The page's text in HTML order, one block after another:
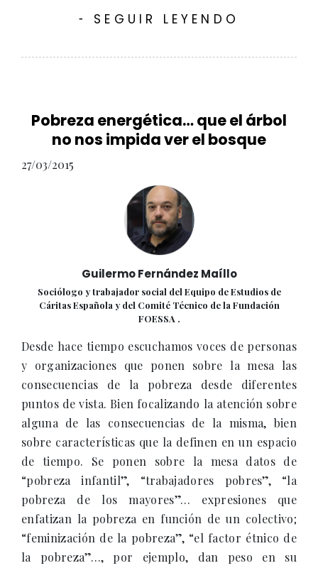
- SEGUIR LEYENDO
Pobreza energética… que el árbol
no nos impida ver el bosque
27/03/2015
Guilermo Fernández Maíllo
Sociólogo y trabajador social del Equipo de Estudios de
Cáritas Española y del Comité Técnico de la Fundación
FOESSA .
Desde hace tiempo escuchamos voces de personas
y organizaciones que ponen sobre la mesa las
consecuencias de la pobreza desde diferentes
puntos de vista. Bien focalizando la atención sobre
alguna de las consecuencias de la misma, bien
sobre características que la definen en un espacio
de tiempo. Se ponen sobre la mesa datos de
“pobreza infantil”, “trabajadores pobres”, “la
pobreza de los mayores”… expresiones que
enfatizan la pobreza en función de un colectivo;
“feminización de la pobreza”, “el factor étnico de
la pobreza”…, por ejemplo, dan peso en su